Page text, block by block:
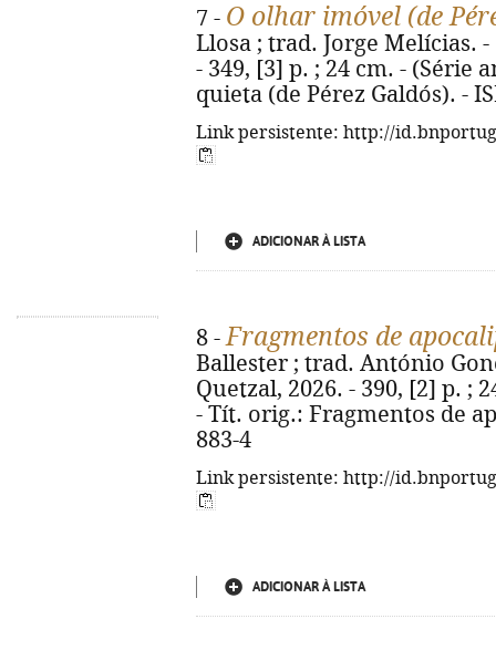
7 - O olhar imóvel (de
Llosa ; trad. Jorge Melícias. -
- 349, [3] p. ; 24 cm. - (Série
quieta (de Pérez Galdós). -
Link persistente: http://
ADICIONAR À LISTA
8 -Fragmentos de
Ballester ; trad. António
Quetzal, 2026. - 390, [2] p. ;
- Tít. orig.: Fragmentos de
883-4
Link persistente: http://
ADICIONAR À LISTA